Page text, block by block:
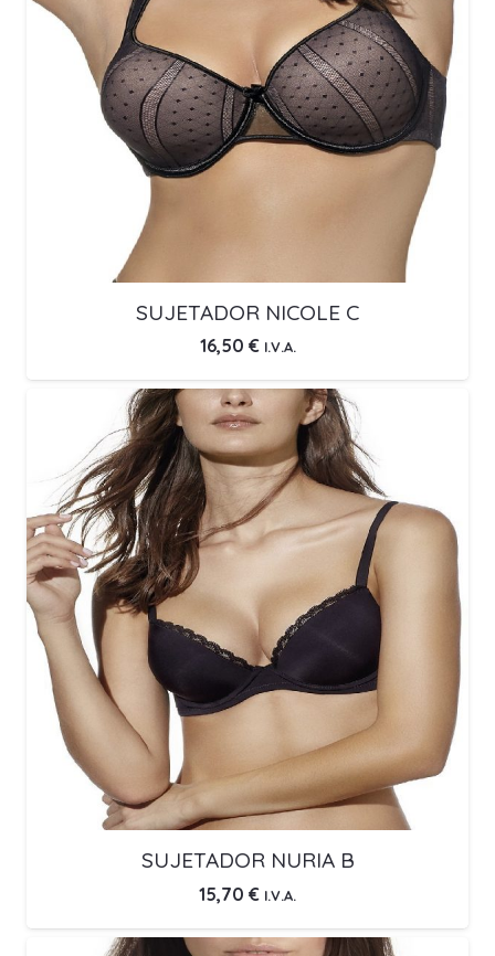
SUJETADOR NICOLE C
16,50 € I.V.A.
SUJETADOR NURIA B
15,70 € I.V.A.